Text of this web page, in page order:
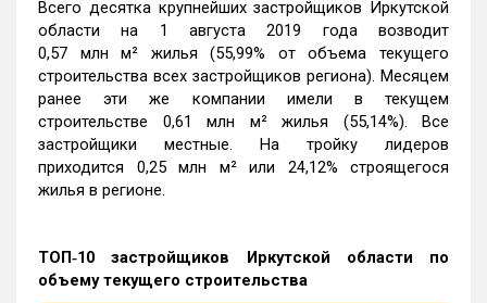
Всего десятка крупнейших застройщиков Иркутской
области на 1 августа 2019 года возводит
0,57 млн м² жилья (55,99% от объема текущего
строительства всех застройщиков региона). Месяцем
ранее эти же компании имели в текущем
строительстве 0,61 млн м² жилья (55,14%). Все
застройщики местные. На тройку лидеров
приходится 0,25 млн м² или 24,12% строящегося
жилья в регионе.
ТОП‑10 застройщиков Иркутской области по
объему текущего строительства